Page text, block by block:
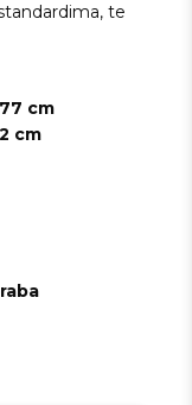
te
cm
cm